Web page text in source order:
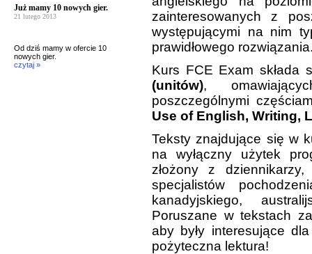
Już mamy 10 nowych gier.
21 lutego 2013
Od dziś mamy w ofercie 10
nowych gier.
czytaj »
zainteresowanych z
występującymi na nim
prawidłowego
Kurs FCE Exam składa
(unitów),
poszczególnymi
Use of English, Writing,
Teksty znajdujące się w
na wyłączny użytek
złożony z
specjalistów
kanadyjskiego,
Poruszane w tekstach
aby były interesujące
pożyteczna lektura!